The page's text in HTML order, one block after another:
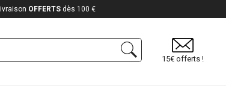
15€ offerts !
Payez jusqu'à12x